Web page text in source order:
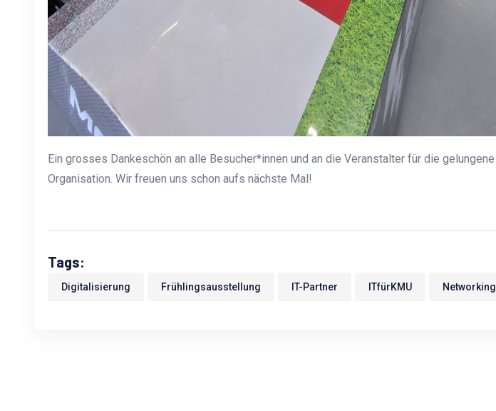
Ein grosses Dankeschön an alle Besucher*innen und an die Veranstalter für die gelungene
Organisation. Wir freuen uns schon aufs nächste Mal!
Tags:
Digitalisierung Frühlingsausstellung IT-Partner ITfürKMU Networking